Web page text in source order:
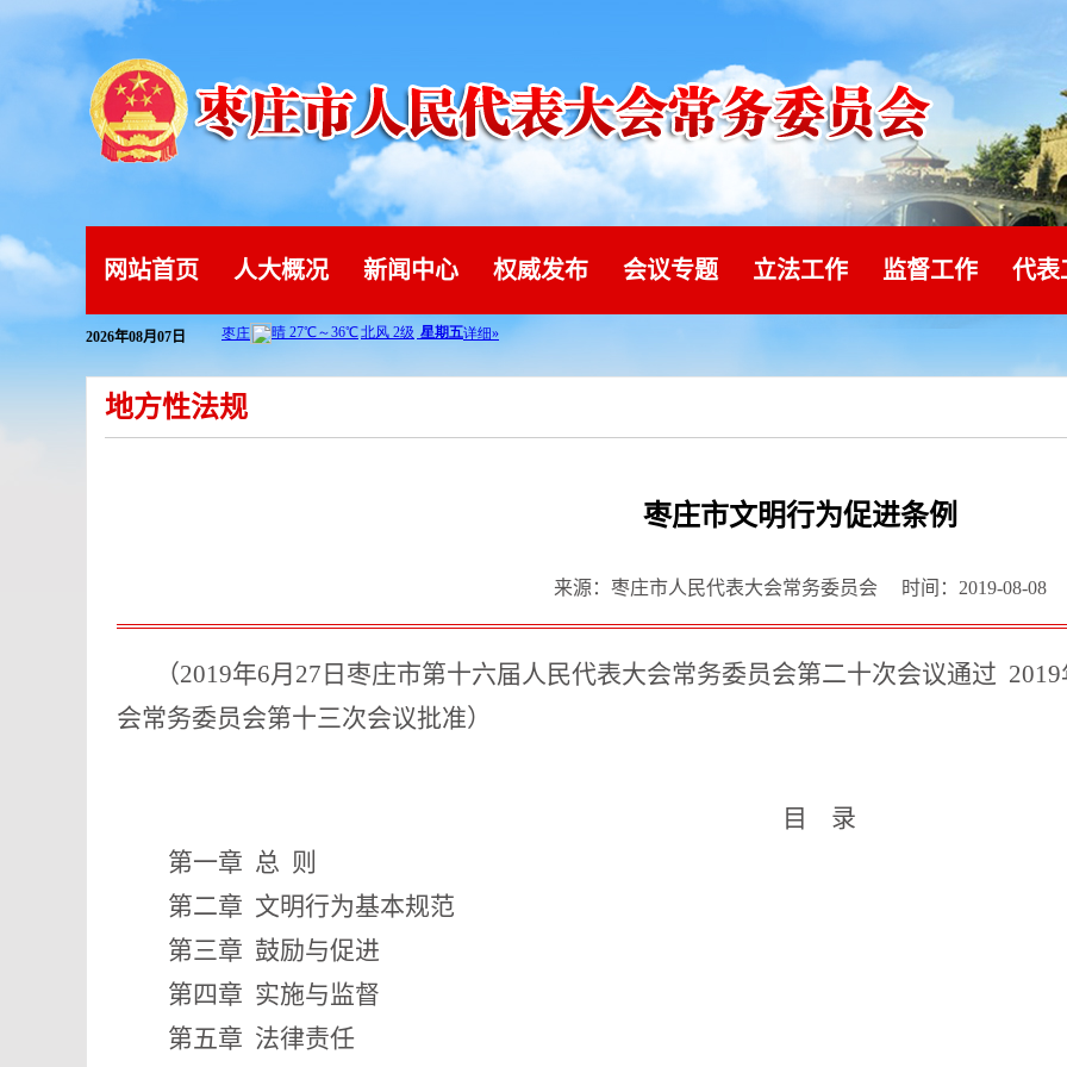
网站首页 人大概况 新闻中心 权威发布 会议专题 立法工作 监督工作 代表
2026年08月07日
地方性法规
枣庄市文明行为促进条例
来源：枣庄市人民代表大会常务委员会 时间：2019-08-08
（2019年6月27日枣庄市第十六届人民代表大会常务委员会第二十次会议通过
会常务委员会第十三次会议批准）
目 录
第一章 总 则
第二章 文明行为基本规范
第三章 鼓励与促进
第四章 实施与监督
第五章 法律责任